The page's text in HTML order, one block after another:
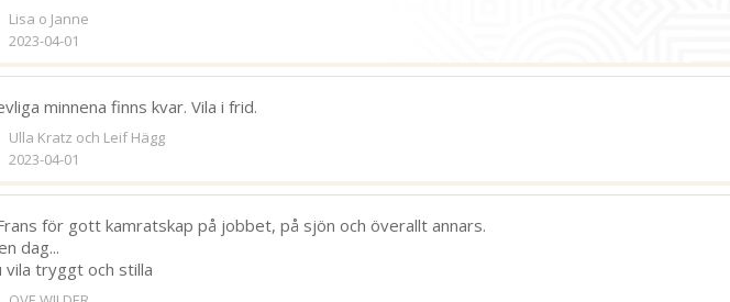
Lisa o Janne
2023-04-01
minnena finns kvar. Vila i frid.
Ulla Kratz och Leif Hägg
2023-04-01
för gott kamratskap på jobbet, på sjön och överallt annars.
dag...
vila tryggt och stilla